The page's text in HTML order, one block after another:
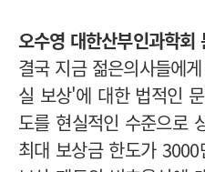
오수영 대한산부인과학
결국 지금 젊은의사들에
실 보상'에 대한 법적인
도를 현실적인 수준으로
최대 보상금 한도가